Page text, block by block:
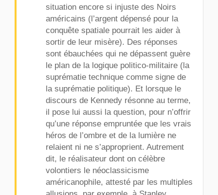
situation encore si injuste des Noirs
américains (l’argent dépensé pour la
conquête spatiale pourrait les aider à
sortir de leur misère). Des réponses
sont ébauchées qui ne dépassent guère
le plan de la logique politico-militaire (la
suprématie technique comme signe de
la suprématie politique). Et lorsque le
discours de Kennedy résonne au terme,
il pose lui aussi la question, pour n’offrir
qu’une réponse empruntée que les vrais
héros de l’ombre et de la lumière ne
relaient ni ne s’approprient. Autrement
dit, le réalisateur dont on célèbre
volontiers le néoclassicisme
américanophile, attesté par les multiples